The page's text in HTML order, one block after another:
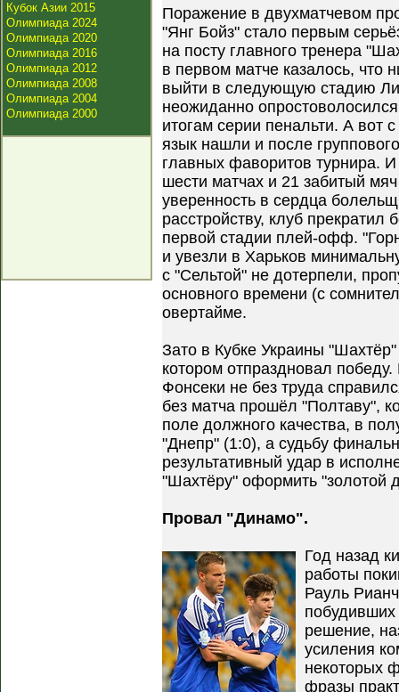
Кубок Азии 2015
Олимпиада 2024
Олимпиада 2020
Олимпиада 2016
Олимпиада 2012
Олимпиада 2008
Олимпиада 2004
Олимпиада 2000
Поражение в двухматчевом
"Янг Бойз" стало первым
на посту главного тренера
в первом матче казалось, что
выйти в следующую стадию
неожиданно
итогам серии пенальти. А вот
язык нашли и после
главных фаворитов турнира.
шести матчах и 21 забитый
уверенность в сердца
расстройству, клуб прекратил
первой стадии плей-офф.
и увезли в Харьков
с "Сельтой" не дотерпели,
основного времени (с
овертайме.
Зато в Кубке Украины
котором отпраздновал
Фонсеки не без труда
без матча прошёл "Полтаву",
поле должного качества, в
"Днепр" (1:0), а судьбу
результативный удар в
"Шахтёру" оформить "золотой
Провал "Динамо".
Год назад
работы
Рауль
побудивших
решение,
усиления
некоторых
фразы